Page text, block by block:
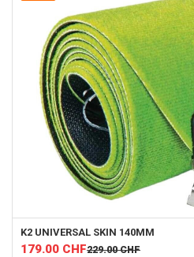
K2 UNIVERSAL SKIN 140MM
179.00 CHF229.00 CHF